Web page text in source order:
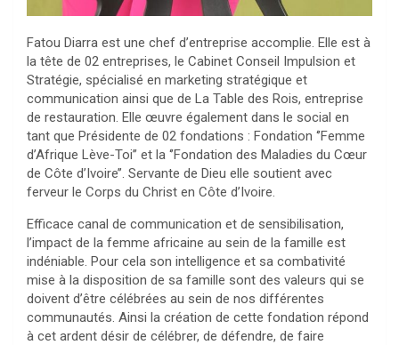
Fatou Diarra est une chef d’entreprise accomplie. Elle est à
la tête de 02 entreprises, le Cabinet Conseil Impulsion et
Stratégie, spécialisé en marketing stratégique et
communication ainsi que de La Table des Rois, entreprise
de restauration. Elle œuvre également dans le social en
tant que Présidente de 02 fondations : Fondation ‘’Femme
d’Afrique Lève-Toi’’ et la ‘’Fondation des Maladies du Cœur
de Côte d’Ivoire’’. Servante de Dieu elle soutient avec
ferveur le Corps du Christ en Côte d’Ivoire.
Efficace canal de communication et de sensibilisation,
l’impact de la femme africaine au sein de la famille est
indéniable. Pour cela son intelligence et sa combativité
mise à la disposition de sa famille sont des valeurs qui se
doivent d’être célébrées au sein de nos différentes
communautés. Ainsi la création de cette fondation répond
à cet ardent désir de célébrer, de défendre, de faire